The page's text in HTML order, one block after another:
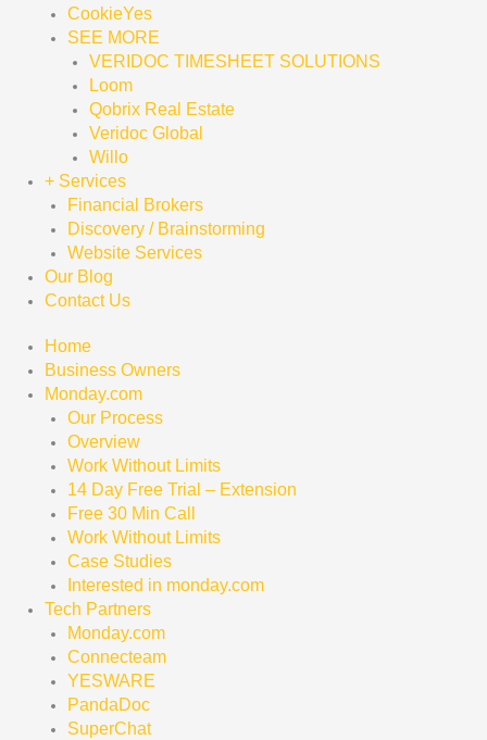
CookieYes
SEE MORE
VERIDOC TIMESHEET SOLUTIONS
Loom
Qobrix Real Estate
Veridoc Global
Willo
+ Services
Financial Brokers
Discovery / Brainstorming
Website Services
Our Blog
Contact Us
Home
Business Owners
Monday.com
Our Process
Overview
Work Without Limits
14 Day Free Trial – Extension
Free 30 Min Call
Work Without Limits
Case Studies
Interested in monday.com
Tech Partners
Monday.com
Connecteam
YESWARE
PandaDoc
SuperChat